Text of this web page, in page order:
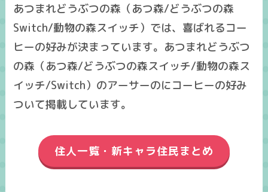
あつまれどうぶつの森（あつ森/どうぶつの森
Switch/動物の森スイッチ）では、喜ばれるコー
ヒーの好みが決まっています。あつまれどうぶつ
の森（あつ森/どうぶつの森スイッチ/動物の森ス
イッチ/Switch）のアーサーのにコーヒーの好み
ついて掲載しています。
住人一覧・新キャラ住民まとめ